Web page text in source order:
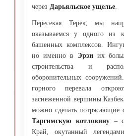
через Дарьяльское ущелье
Пересекая Терек, мы
оказываемся у одного из
башенных комплексов.
но именно в Эрзи их
строительства и
оборонительных
горного перевала
заснеженной вершины
можно сделать потрясающие
Таргимскую котловину–
Край, окутанный